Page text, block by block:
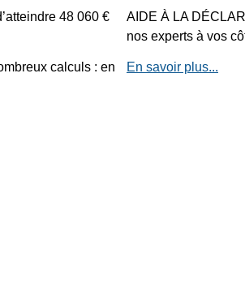
48 060 €
calculs : en
AIDE À LA
nos experts à vos
En savoir plus...